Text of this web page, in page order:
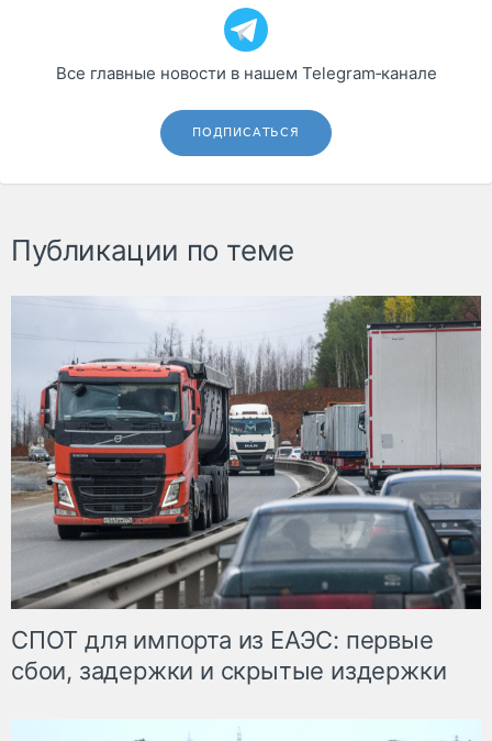
Все главные новости в нашем Telegram‑канале
ПОДПИСАТЬСЯ
Публикации по теме
СПОТ для импорта из ЕАЭС: первые
сбои, задержки и скрытые издержки